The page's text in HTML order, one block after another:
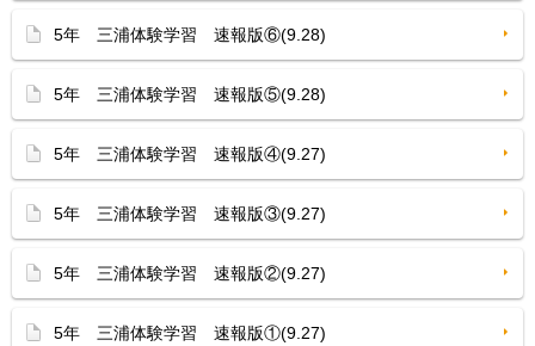
5年 三浦体験学習 速報版⑥(9.28)
5年 三浦体験学習 速報版⑤(9.28)
5年 三浦体験学習 速報版④(9.27)
5年 三浦体験学習 速報版③(9.27)
5年 三浦体験学習 速報版②(9.27)
5年 三浦体験学習 速報版①(9.27)